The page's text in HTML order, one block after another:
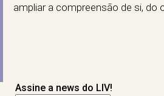
ampliar a compreensão de si, do
Assine a news do LIV!